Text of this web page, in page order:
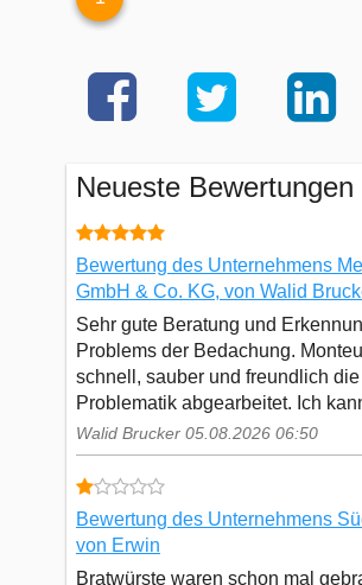
Neueste Bewertungen
Bewertung des Unternehmens
GmbH & Co. KG, von Walid
Sehr gute Beratung und
Problems der Bedachung.
schnell, sauber und freundlich die
Problematik abgearbeitet. Ich
Walid Brucker 05.08.2026 06:50
Bewertung des Unternehmens
von Erwin
Bratwürste waren schon mal